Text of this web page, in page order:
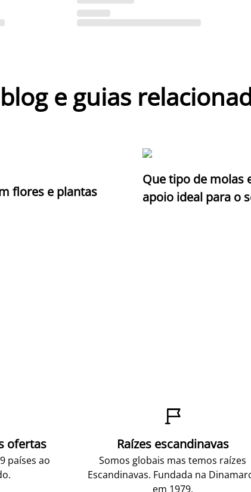
e guias
flores e plantas
Que tipo de molas
apoio ideal para o
ofertas
países ao

Raízes escandinavas
Somos globais mas temos raízes
Escandinavas. Fundada na
em 1979.